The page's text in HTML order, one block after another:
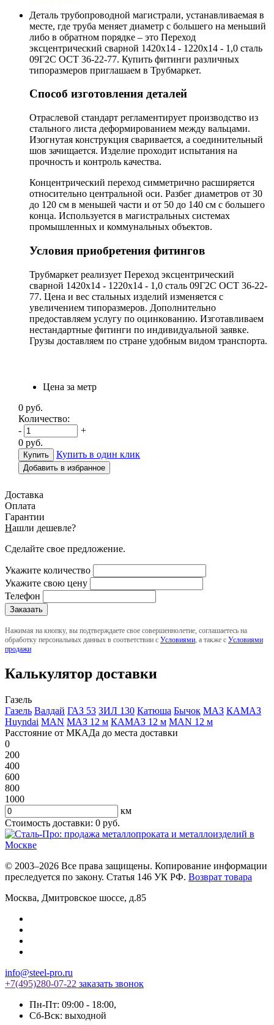
Деталь трубопроводной магистрали, устанавливаемая в
месте, где труба меняет диаметр с большего на меньший
либо в обратном порядке – это Переход
эксцентрический сварной 1420х14 - 1220х14 - 1,0 сталь
09Г2С ОСТ 36-22-77. Купить фитинги различных
типоразмеров приглашаем в Трубмаркет.
Способ изготовления деталей
Отраслевой стандарт регламентирует производство из
стального листа деформированием между вальцами.
Изогнутая конструкция сваривается, а соединительный
шов зачищается. Изделие проходит испытания на
прочность и контроль качества.
Концентрический переход симметрично расширяется
относительно центральной оси. Разбег диаметров от 30
до 120 см в меньшей части и от 50 до 140 см с большего
конца. Используется в магистральных системах
промышленных и коммунальных объектов.
Условия приобретения фитингов
Трубмаркет реализует Переход эксцентрический
сварной 1420х14 - 1220х14 - 1,0 сталь 09Г2С ОСТ 36-22-
77. Цена и вес стальных изделий изменяется с
увеличением типоразмеров. Дополнительно
предоставляем услугу по оцинкованию. Изготавливаем
нестандартные фитинги по индивидуальной заявке.
Грузы доставляем по стране удобным видом транспорта.
Цена за метр
0 руб.
Количество:
-
+
0 руб.
Купить в один клик
Добавить в избранное
Доставка
Оплата
Гарантии
Нашли дешевле?
Сделайте свое предложение.
Укажите количество
Укажите свою цену
Телефон
Нажимая на кнопку, вы подтверждаете свое совершеннолетие, соглашаетесь на
обработку персональных данных в соответствии с Условиями , а также с Условиями
продажи
Калькулятор доставки
Газель
Газель Валдай ГАЗ 53 ЗИЛ 130 Катюша Бычок МАЗ КАМАЗ
Huyndai MAN МАЗ 12 м КАМАЗ 12 м MAN 12 м
Расстояние от МКАДа до места доставки
0
200
400
600
800
1000
км
Стоимость доставки: 0 руб.
© 2003–2026 Все права защищены. Копирование информации
преследуется по закону. Статья 146 УК РФ. Возврат товара
Москва, Дмитровское шоссе, д.85
info@steel-pro.ru
+7(495)280-07-22 заказать звонок
Пн-Пт: 09:00 - 18:00,
Cб-Вск: выходной